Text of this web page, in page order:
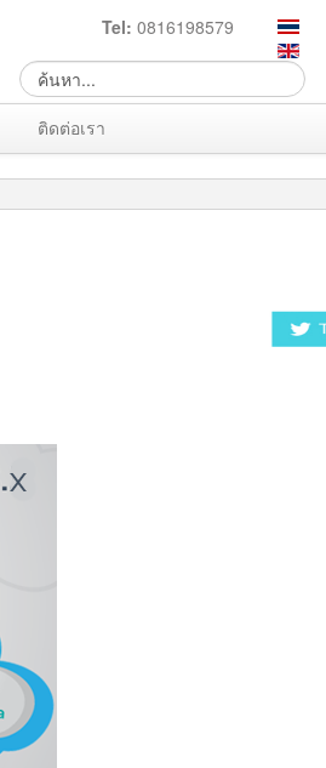
Tel: 0816198579
ติดต่อเรา